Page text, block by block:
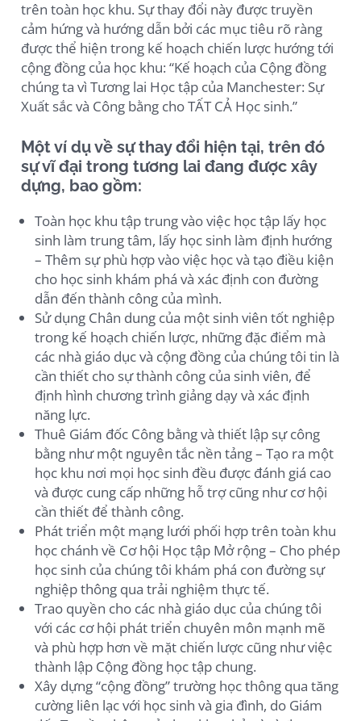
trên toàn học khu. Sự thay đổi này được truyền
cảm hứng và hướng dẫn bởi các mục tiêu rõ ràng
được thể hiện trong kế hoạch chiến lược hướng tới
cộng đồng của học khu: “Kế hoạch của Cộng đồng
chúng ta vì Tương lai Học tập của Manchester: Sự
Xuất sắc và Công bằng cho TẤT CẢ Học sinh.”
Một ví dụ về sự thay đổi hiện tại, trên đó
sự vĩ đại trong tương lai đang được xây
dựng, bao gồm:
Toàn học khu tập trung vào việc học tập lấy học
sinh làm trung tâm, lấy học sinh làm định hướng
– Thêm sự phù hợp vào việc học và tạo điều kiện
cho học sinh khám phá và xác định con đường
dẫn đến thành công của mình.
Sử dụng Chân dung của một sinh viên tốt nghiệp
trong kế hoạch chiến lược, những đặc điểm mà
các nhà giáo dục và cộng đồng của chúng tôi tin là
cần thiết cho sự thành công của sinh viên, để
định hình chương trình giảng dạy và xác định
năng lực.
Thuê Giám đốc Công bằng và thiết lập sự công
bằng như một nguyên tắc nền tảng – Tạo ra một
học khu nơi mọi học sinh đều được đánh giá cao
và được cung cấp những hỗ trợ cũng như cơ hội
cần thiết để thành công.
Phát triển một mạng lưới phối hợp trên toàn khu
học chánh về Cơ hội Học tập Mở rộng – Cho phép
học sinh của chúng tôi khám phá con đường sự
nghiệp thông qua trải nghiệm thực tế.
Trao quyền cho các nhà giáo dục của chúng tôi
với các cơ hội phát triển chuyên môn mạnh mẽ
và phù hợp hơn về mặt chiến lược cũng như việc
thành lập Cộng đồng học tập chung.
Xây dựng “cộng đồng” trường học thông qua tăng
cường liên lạc với học sinh và gia đình, do Giám